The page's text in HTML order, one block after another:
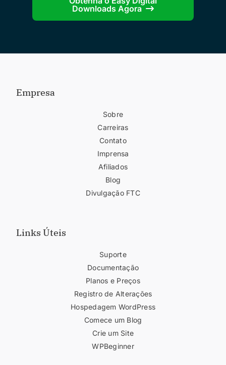
Downloads Agora
Empresa
Sobre
Carreiras
Contato
Imprensa
Afiliados
Blog
Divulgação FTC
Links Úteis
Suporte
Documentação
Planos e Preços
Registro de Alterações
Hospedagem WordPress
Comece um Blog
Crie um Site
WPBeginner